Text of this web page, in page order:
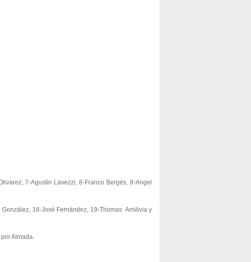
7-Agustín Lavezzi, 8-Franco Bergés, 9-Angel
18-José Fernández, 19-Thomas Amilivia y
Almada.